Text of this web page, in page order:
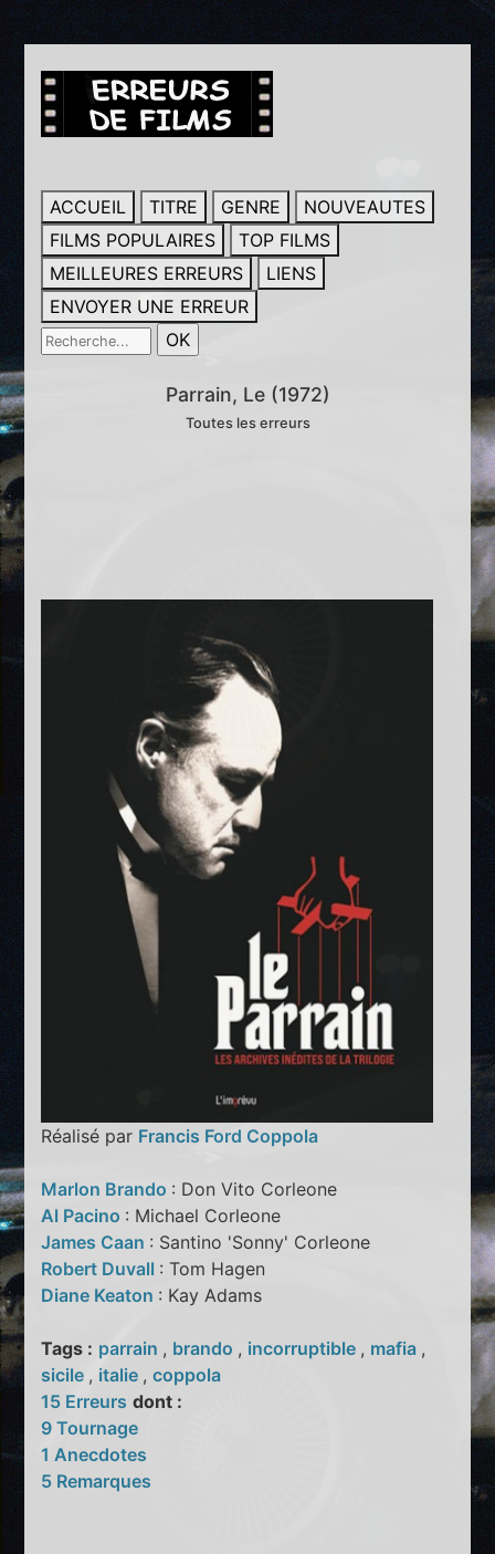
ACCUEIL TITRE GENRE
NOUVEAUTES
FILMS POPULAIRES
TOP FILMS
MEILLEURES ERREURS
LIENS
ENVOYER UNE ERREUR
Parrain, Le (1972)
Toutes les erreurs
Réalisé par Francis Ford Coppola
Marlon Brando : Don Vito Corleone
Al Pacino : Michael Corleone
James Caan : Santino 'Sonny' Corleone
Robert Duvall : Tom Hagen
Diane Keaton : Kay Adams
Tags : parrain , brando , incorruptible , mafia ,
sicile , italie ,coppola
15 Erreurs dont :
9 Tournage
1 Anecdotes
5 Remarques